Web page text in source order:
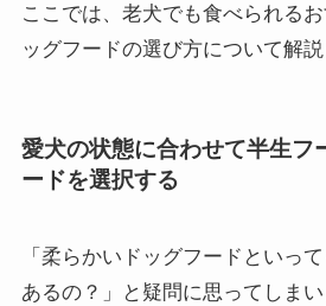
ここでは、老犬でも食べられる
ッグフードの選び方について解説
愛犬の状態に合わせて半生フ
ードを選択する
「柔らかいドッグフードといっ
あるの？」と疑問に思ってしまい